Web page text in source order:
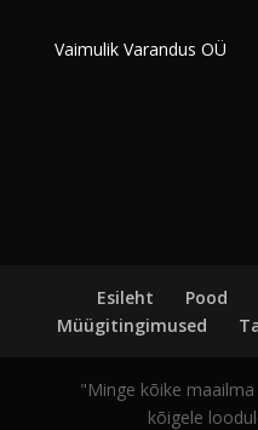
Vaimulik Varandus OÜ
Esileht Pood
Müügitingimused
"Minge kõike
kõigele